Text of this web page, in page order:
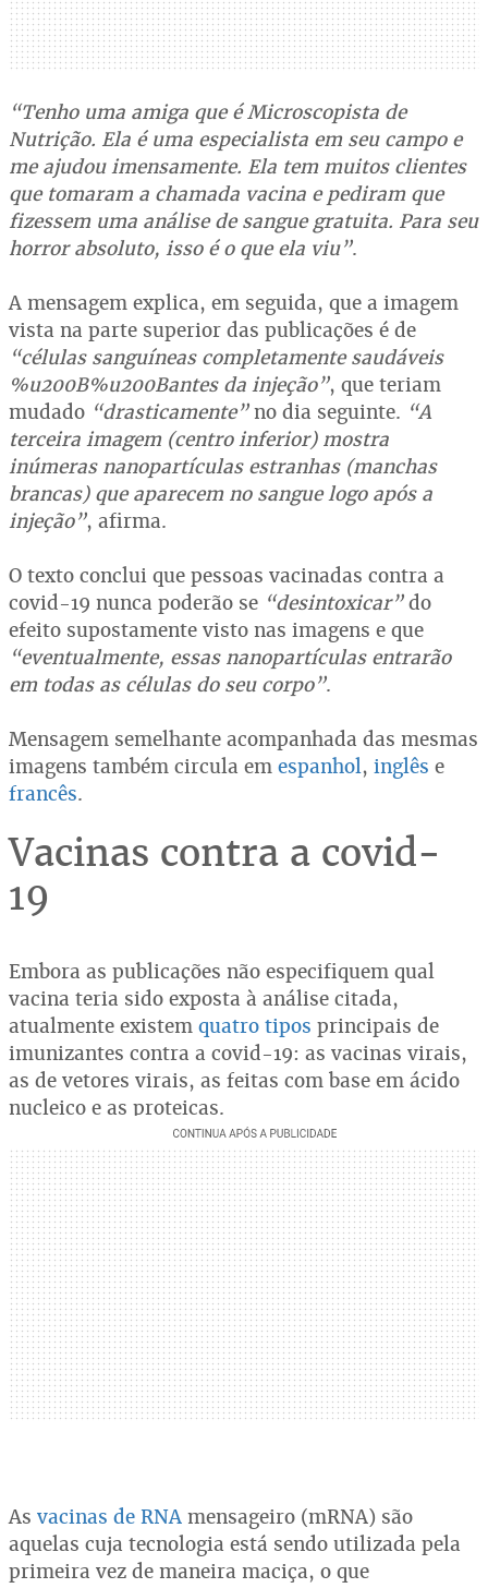
“Tenho uma amiga que é Microscopista de
Nutrição. Ela é uma especialista em seu campo e
me ajudou imensamente. Ela tem muitos clientes
que tomaram a chamada vacina e pediram que
fizessem uma análise de sangue gratuita. Para seu
horror absoluto, isso é o que ela viu”.
A mensagem explica, em seguida, que a imagem
vista na parte superior das publicações é de
“células sanguíneas completamente saudáveis
%u200B%u200Bantes da injeção”, que teriam
mudado “drasticamente”no dia seguinte. “A
terceira imagem (centro inferior) mostra
inúmeras nanopartículas estranhas (manchas
brancas) que aparecem no sangue logo após a
injeção”, afirma.
O texto conclui que pessoas vacinadas contra a
covid-19 nunca poderão se “desintoxicar”do
efeito supostamente visto nas imagens e que
“eventualmente, essas nanopartículas entrarão
em todas as células do seu corpo”.
Mensagem semelhante acompanhada das mesmas
imagens também circula em espanhol, inglês e
francês.
Vacinas contra a covid-
19
Embora as publicações não especifiquem qual
vacina teria sido exposta à análise citada,
atualmente existem quatro tipos principais de
imunizantes contra a covid-19: as vacinas virais,
as de vetores virais, as feitas com base em ácido
nucleico e as proteicas.
As vacinas de RNA mensageiro (mRNA) são
aquelas cuja tecnologia está sendo utilizada pela
primeira vez de maneira maciça, o que